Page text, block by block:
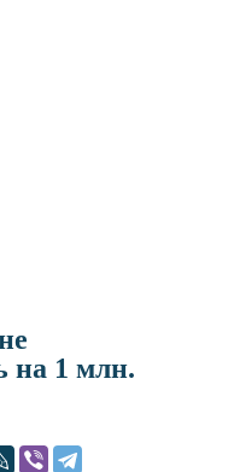
на 1 млн.